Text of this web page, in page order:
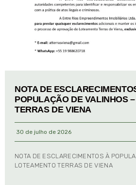
NOTA DE
POPULAÇÃO DE VALINHOS
TERRAS DE VIENA
30 de julho de 2026
NOTA DE ESCLARECIMENTOS À
LOTEAMENTO TERRAS DE VIENA